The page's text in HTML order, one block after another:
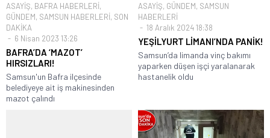
ASAYİŞ, BAFRA HABERLERİ,
GÜNDEM, SAMSUN HABERLERİ, SON
DAKİKA
6 Nisan 2023 13:26
BAFRA’DA ‘MAZOT’
HIRSIZLARI!
Samsun'un Bafra ilçesinde
belediyeye ait iş makinesinden
mazot çalındı
ASAYİŞ, GÜNDEM, SAMSUN
HABERLERİ
18 Aralık 2024 18:38
YEŞİLYURT LİMANI’NDA PANİK!
Samsun’da limanda vinç bakımı
yaparken düşen işçi yaralanarak
hastanelik oldu